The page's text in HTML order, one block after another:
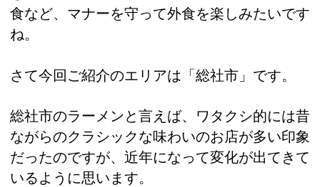
食など、マナーを守って外食を楽しみたいです
ね。
さて今回ご紹介のエリアは「総社市」です。
総社市のラーメンと言えば、ワタクシ的には昔
ながらのクラシックな味わいのお店が多い印象
だったのですが、近年になって変化が出てきて
いるように思います。